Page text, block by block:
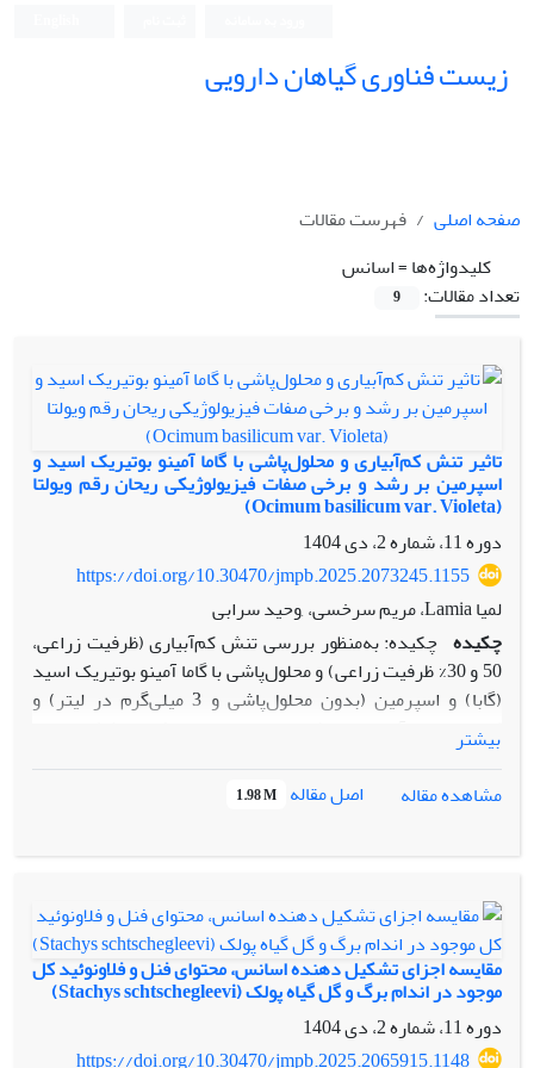
زیست فناوری گیاهان دارویی
صفحه اصلی
فهرست مقالات
کلیدواژه‌ها =اسانس
تعداد مقالات:
9
تاثیر تنش کم‌آبیاری و محلول‌پاشی با گاما آمینو بوتیریک اسید و
اسپرمین بر رشد و برخی صفات فیزیولوژیکی ریحان رقم ویولتا
(Ocimum basilicum var. Violeta)
دوره 11، شماره 2، دی 1404
https://doi.org/10.30470/jmpb.2025.2073245.1155
لمیا Lamia، مریم سرخسی، ,وحید سرابی
چکیده چکیده: به‌منظور بررسی تنش کم‌آبیاری (ظرفیت زراعی،
50 و 30% ظرفیت زراعی) و محلول‌پاشی با گاما آمینو بوتیریک اسید
(گابا) و اسپرمین (بدون محلول‌پاشی و 3 میلی‌گرم در لیتر) و
کاربرد توام آن‌ها بر رشد و برخی صفات فیزیولوژیک ریحان
آزمایشی اجرا گردید. بالاترین بیوماس گیاه در تیمار آبیاری در
شرایط ظرفیت زراعی همراه با محلول‌پاشی همزمان اسپرمین و گابا
درصد ظرفیت زراعی موجب افزایش محتوای پراکسید هیدروژن،
مالون دی‌آلدئید و افزایش پرولین شد. هرسه ترکیب مورد
استفاده در محلول‌پاشی ( گابا، اسپرمین و مخلوط گابا + اسپرمین)
محلول‌پاشی همزمان گابا و اسپرمین موجب کاهش محتوای
بیشتر
مشاهده مقاله
اصل مقاله 1.98 M
مقایسه اجزای تشکیل دهنده اسانس، محتوای فنل و فلاونوئید کل
موجود در اندام برگ و گل گیاه پولک (Stachys schtschegleevi)
دوره 11، شماره 2، دی 1404
https://doi.org/10.30470/jmpb.2025.2065915.1148